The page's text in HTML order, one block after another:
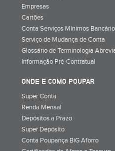
Empresas
Cartões
Conta Serviços Mínimos
Serviço de Mudança de Conta
Glossário de Terminologia
Informação Pré-Contratual
ONDE E COMO POUPAR
Super Conta
Renda Mensal
Depósitos a Prazo
Super Depósito
Conta Poupança BiG Aforro